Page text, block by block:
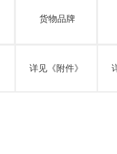
货物品牌
详见《附件》